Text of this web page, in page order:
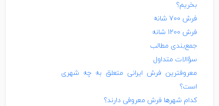
بخریم؟
فرش 700 شانه
فرش 1200 شانه
جمع‌بندی مطالب
سؤالات متداول
معروفترین فرش ایرانی متعلق به چه شهری
است؟
کدام شهرها فرش معروفی دارند؟